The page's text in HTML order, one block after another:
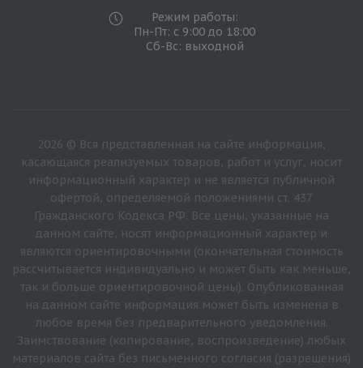
Режим работы:
Пн-Пт: с 9:00 до 18:00
Сб-Вс: выходной
2026 © Вся представленная на сайте информация,
касающаяся реализуемых товаров, работ и услуг, носит
информационный характер и не является публичной
офертой, определяемой положениями ст. 437
Гражданского Кодекса РФ. Все цены, указанные на
данном сайте, носят информационный характер и
являются ориентировочными (окончательная стоимость
рассчитывается индивидуально и может быть как меньше,
так и больше ориентировочной цены). Опубликованная
на данном сайте информация может быть изменена в
любое время без предварительного уведомления.
Заимствование (копирование, воспроизведение) любых
материалов сайта без письменного согласия (разрешения)